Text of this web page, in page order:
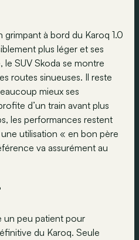
à bord du Karoq 1.0
plus léger et ses
le SUV Skoda se montre
routes sinueuses. Il reste
mieux ses
d’un train avant plus
les performances restent
utilisation « en bon père
va assurément au
un peu patient pour
du Karoq. Seule